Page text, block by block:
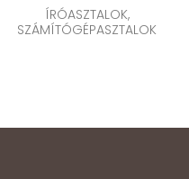
ÍRÓASZTALOK,
SZÁMÍTÓGÉPASZTALOK